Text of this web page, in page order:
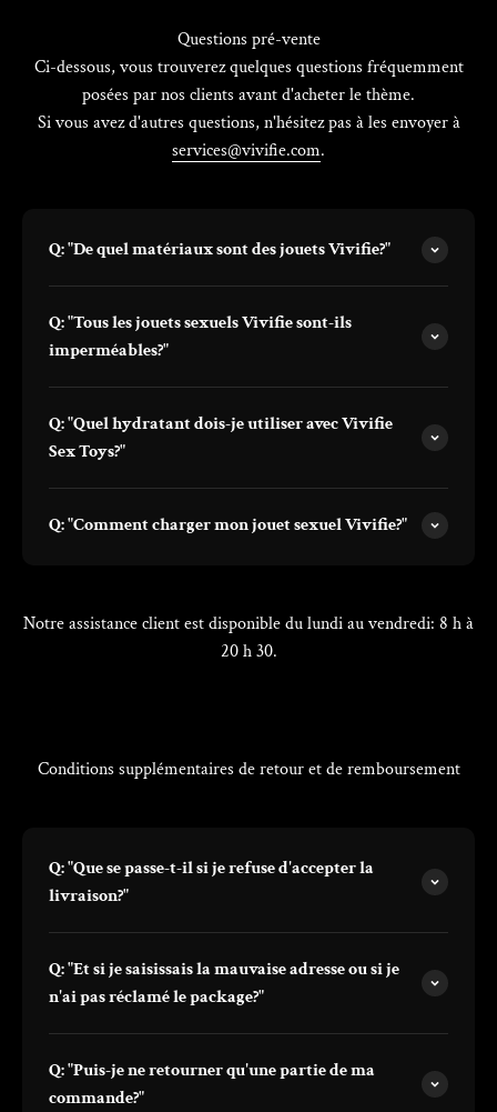
Questions pré-vente
Ci-dessous, vous trouverez quelques questions fréquemment
posées par nos clients avant d'acheter le thème.
Si vous avez d'autres questions, n'hésitez pas à les envoyer à
services@vivifie.com.
Q: "De quel matériaux sont des jouets Vivifie?"
Q: "Tous les jouets sexuels Vivifie sont-ils
imperméables?"
Q: "Quel hydratant dois-je utiliser avec Vivifie
Sex Toys?"
Q: "Comment charger mon jouet sexuel Vivifie?"
Notre assistance client est disponible du lundi au vendredi: 8 h à
20 h 30.
Conditions supplémentaires de retour et de remboursement
Q: "Que se passe-t-il si je refuse d'accepter la
livraison?"
Q: "Et si je saisissais la mauvaise adresse ou si je
n'ai pas réclamé le package?"
Q: "Puis-je ne retourner qu'une partie de ma
commande?"